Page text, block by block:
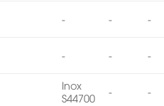
- - -
- - -
Inox
S44700
- -